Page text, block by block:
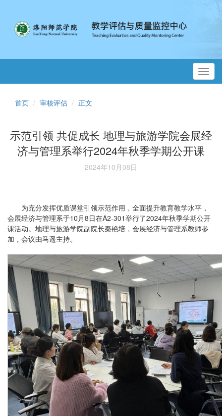
首页 审核评估 正文
示范引领 共促成长 地理与旅游学院会展经
济与管理系举行2024年秋季学期公开课
2024年10月08日
为充分发挥优质课堂引领示范作用，全面提升教育教学水平，
会展经济与管理系于10月8日在A2-301举行了2024年秋季学期公开
课活动。地理与旅游学院副院长秦艳培，会展经济与管理系教师参
加，会议由马遥主持。